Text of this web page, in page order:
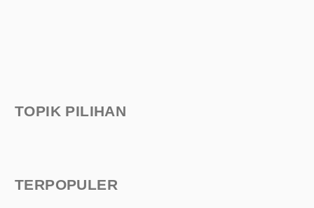
TOPIK PILIHAN
TERPOPULER